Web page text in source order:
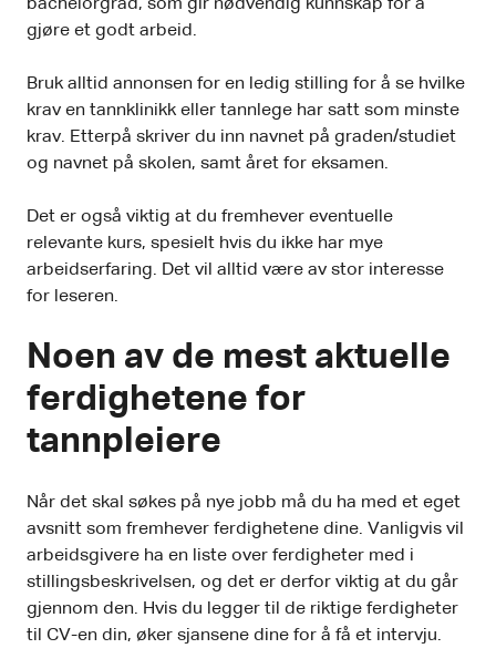
bachelorgrad, som gir nødvendig kunnskap for å
gjøre et godt arbeid.
Bruk alltid annonsen for en ledig stilling for å se hvilke
krav en tannklinikk eller tannlege har satt som minste
krav. Etterpå skriver du inn navnet på graden/studiet
og navnet på skolen, samt året for eksamen.
Det er også viktig at du fremhever eventuelle
relevante kurs, spesielt hvis du ikke har mye
arbeidserfaring. Det vil alltid være av stor interesse
for leseren.
Noen av de mest aktuelle
ferdighetene for
tannpleiere
Når det skal søkes på nye jobb må du ha med et eget
avsnitt som fremhever ferdighetene dine. Vanligvis vil
arbeidsgivere ha en liste over ferdigheter med i
stillingsbeskrivelsen, og det er derfor viktig at du går
gjennom den. Hvis du legger til de riktige ferdigheter
til CV-en din, øker sjansene dine for å få et intervju.